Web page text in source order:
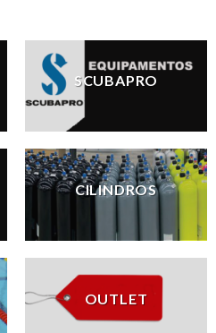
SCUBAPRO
CILINDROS
OUTLET